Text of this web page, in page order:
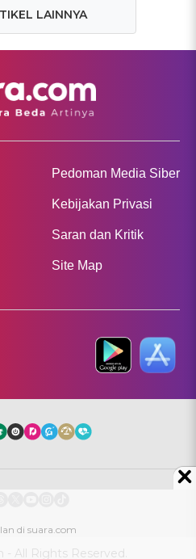
LAINNYA
Pedoman Media Siber
Kebijakan Privasi
Saran dan Kritik
Site Map
- All Rights Reserved.